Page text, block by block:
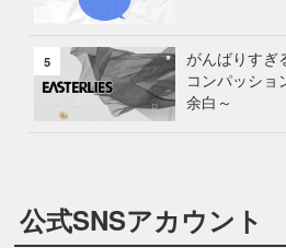
5
がんばりす
コンパッショ
余白～
公式SNSアカウント